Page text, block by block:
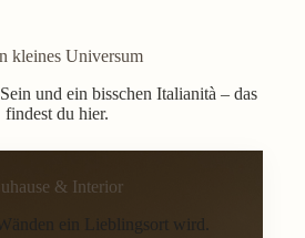
kleines Universum
und ein bisschen Italianità – das
findest du hier.
& Interior
ein Lieblingsort wird.